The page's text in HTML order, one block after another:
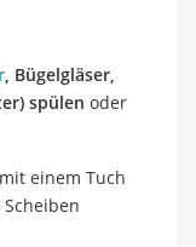
, Bügelgläser,
spülen oder
einem Tuch